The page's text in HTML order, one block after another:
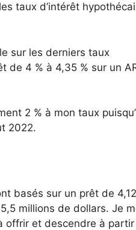
taux d’intérêt
sur les derniers taux
de 4 % à 4,35 % sur un
2 % à mon taux
2022.
basés sur un prêt de
millions de dollars. Je
offrir et descendre à